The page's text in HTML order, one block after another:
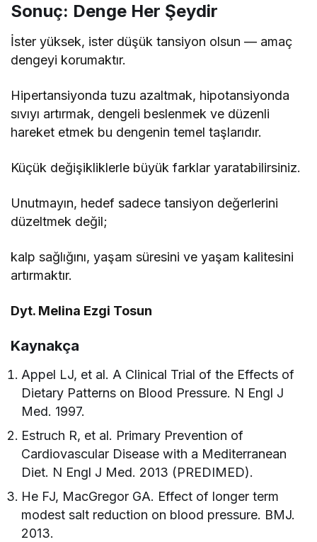
Sonuç: Denge Her Şeydir
İster yüksek, ister düşük tansiyon olsun — amaç
dengeyi korumaktır.
Hipertansiyonda tuzu azaltmak, hipotansiyonda
sıvıyı artırmak, dengeli beslenmek ve düzenli
hareket etmek bu dengenin temel taşlarıdır.
Küçük değişikliklerle büyük farklar yaratabilirsiniz.
Unutmayın, hedef sadece tansiyon değerlerini
düzeltmek değil;
kalp sağlığını, yaşam süresini ve yaşam kalitesini
artırmaktır.
Dyt. Melina Ezgi Tosun
Kaynakça
Appel LJ, et al. A Clinical Trial of the Effects of
Dietary Patterns on Blood Pressure. N Engl J
Med. 1997.
Estruch R, et al. Primary Prevention of
Cardiovascular Disease with a Mediterranean
Diet. N Engl J Med. 2013 (PREDIMED).
He FJ, MacGregor GA. Effect of longer term
modest salt reduction on blood pressure. BMJ.
2013.